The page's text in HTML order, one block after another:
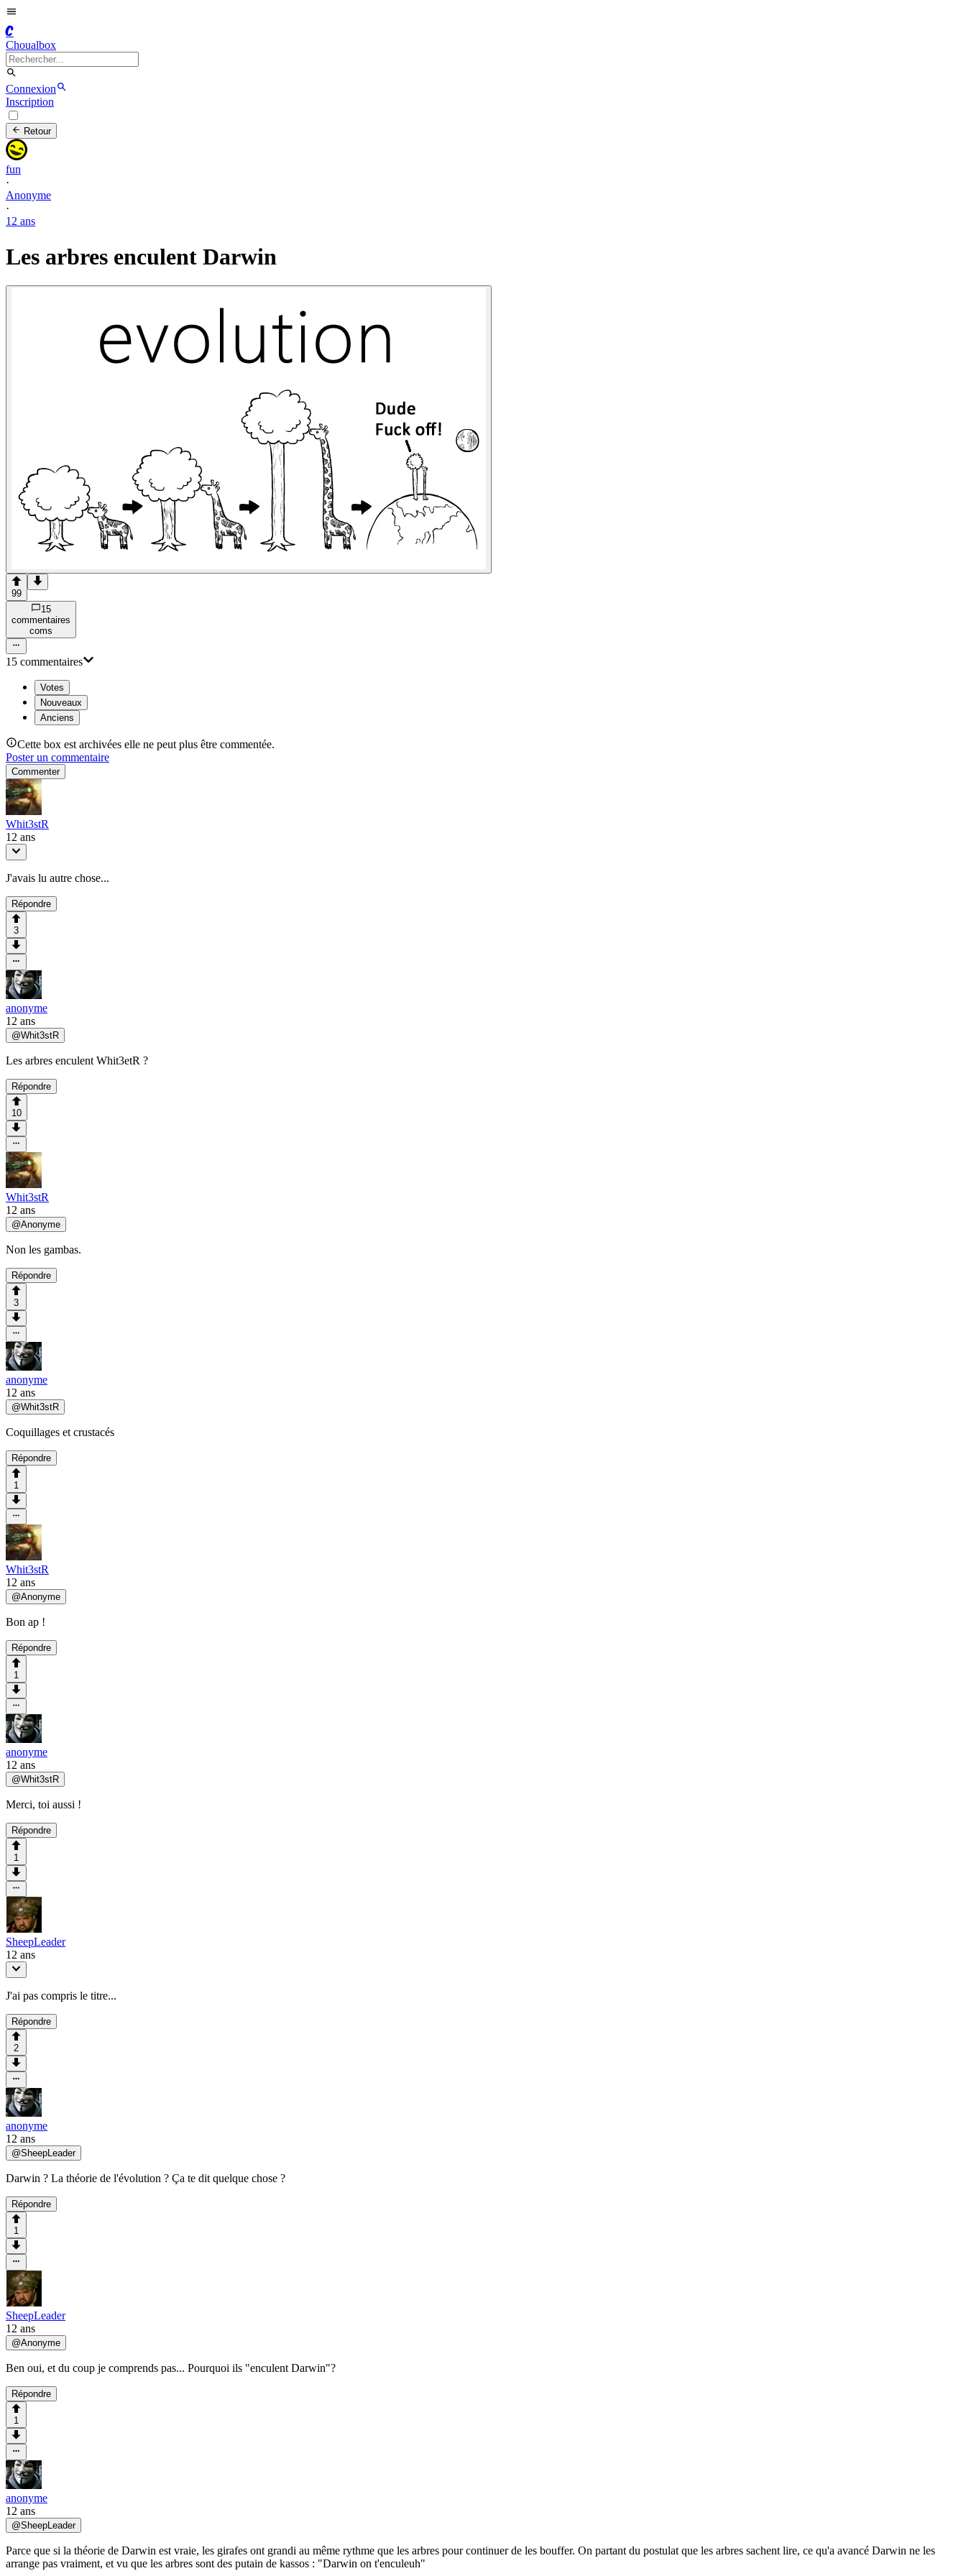
C
Choualbox
Connexion
Inscription
Retour
fun
·
Anonyme
·
12 ans
Les arbres enculent Darwin
99
15
commentaires
coms
15 commentaires
Votes
Nouveaux
Anciens
Cette box est archivées elle ne peut plus être commentée.
Poster un commentaire
Commenter
Whit3stR
12 ans
J'avais lu autre chose...
Répondre
3
anonyme
12 ans
@Whit3stR
Les arbres enculent Whit3etR ?
Répondre
10
Whit3stR
12 ans
@Anonyme
Non les gambas.
Répondre
3
anonyme
12 ans
@Whit3stR
Coquillages et crustacés
Répondre
1
Whit3stR
12 ans
@Anonyme
Bon ap !
Répondre
1
anonyme
12 ans
@Whit3stR
Merci, toi aussi !
Répondre
1
SheepLeader
12 ans
J'ai pas compris le titre...
Répondre
2
anonyme
12 ans
@SheepLeader
Darwin ? La théorie de l'évolution ? Ça te dit quelque chose ?
Répondre
1
SheepLeader
12 ans
@Anonyme
Ben oui, et du coup je comprends pas... Pourquoi ils "enculent Darwin"?
Répondre
1
anonyme
12 ans
@SheepLeader
Parce que si la théorie de Darwin est vraie, les girafes ont grandi au même rythme que les arbres pour continuer de les bouffer. On partant du postulat que les arbres sachent lire, ce qu'a avancé Darwin ne les
arrange pas vraiment, et vu que les arbres sont des putain de kassos : "Darwin on t'enculeuh"